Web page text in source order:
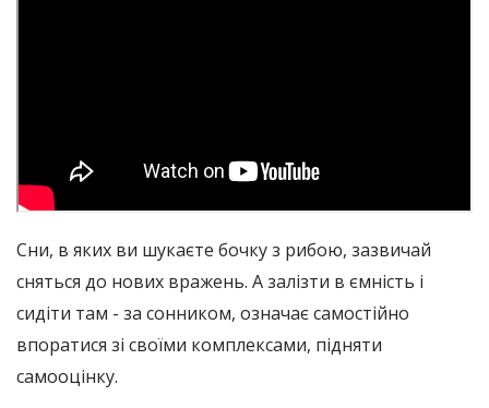
Сни, в яких ви шукаєте бочку з рибою, зазвичай
сняться до нових вражень. А залізти в ємність і
сидіти там - за сонником, означає самостійно
впоратися зі своїми комплексами, підняти
самооцінку.